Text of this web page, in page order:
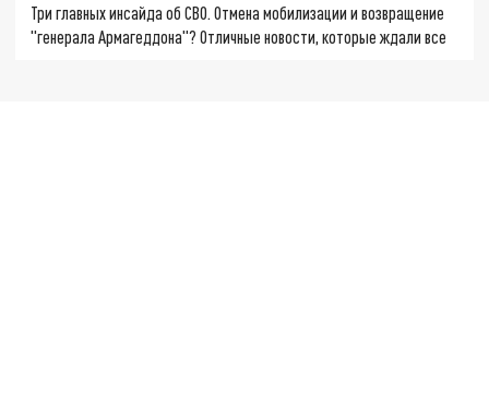
Три главных инсайда об СВО. Отмена мобилизации и возвращение
"генерала Армагеддона"? Отличные новости, которые ждали все